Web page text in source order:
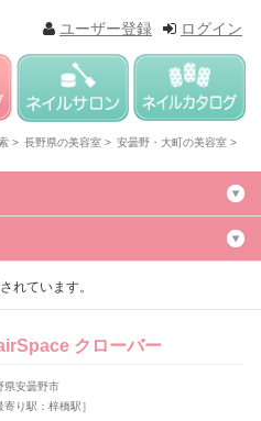
ログイン
ユーザー登録
> 長野県の美容室 > 安曇野・大町の美容室 >
れています。
クローバー
県安曇野市
寄り駅：梓橋駅］